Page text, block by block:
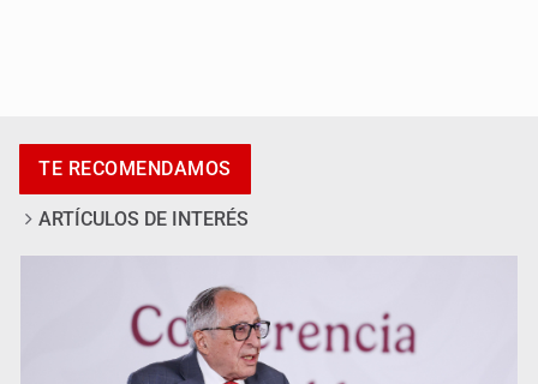
en Oblatos
TE RECOMENDAMOS
ARTÍCULOS DE INTERÉS